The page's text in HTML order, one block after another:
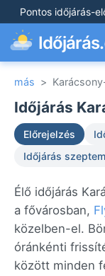
Pontos időjárás-
Időjárás.
más >
Időjárás
Előrejelzés
Időjárás
Élő időjárás
a fővárosban,
közelben-el.
óránkénti
között minden